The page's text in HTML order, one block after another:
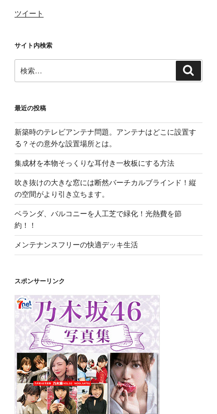
ツイート
サイト内検索
索:
最近の投稿
新築時のテレビアンテナ問題。アンテナはどこに設置す
る？その意外な設置場所とは。
集成材を本物そっくりな耳付き一枚板にする方法
吹き抜けの大きな窓には断然バーチカルブラインド！縦
の空間がより引き立ちます。
ベランダ、バルコニーを人工芝で緑化！光熱費を節
約！！
メンテナンスフリーの快適デッキ生活
スポンサーリンク